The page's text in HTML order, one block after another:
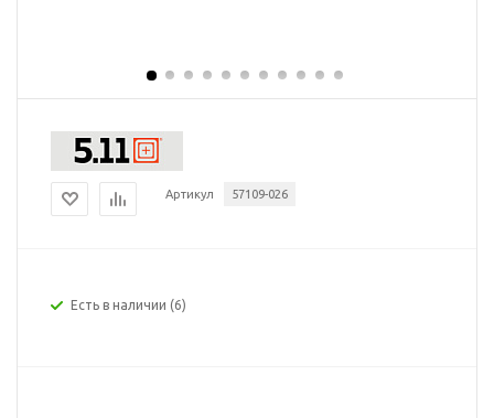
Артикул 57109-026
Есть в наличии (6)